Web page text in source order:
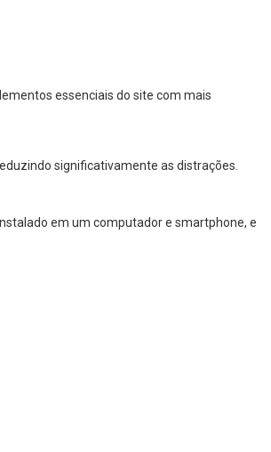
essenciais do site com mais
significativamente as distrações.
em um computador e smartphone, e